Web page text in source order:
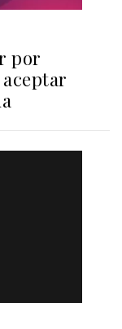
por